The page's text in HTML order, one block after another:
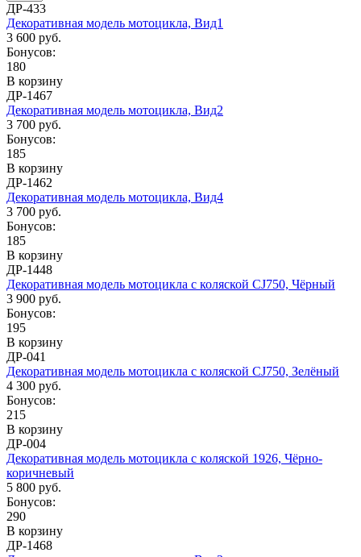
ДР-433
Декоративная модель мотоцикла, Вид1
3 600 руб.
Бонусов:
180
В корзину
ДР-1467
Декоративная модель мотоцикла, Вид2
3 700 руб.
Бонусов:
185
В корзину
ДР-1462
Декоративная модель мотоцикла, Вид4
3 700 руб.
Бонусов:
185
В корзину
ДР-1448
Декоративная модель мотоцикла с коляской CJ750, Чёрный
3 900 руб.
Бонусов:
195
В корзину
ДР-041
Декоративная модель мотоцикла с коляской CJ750, Зелёный
4 300 руб.
Бонусов:
215
В корзину
ДР-004
Декоративная модель мотоцикла с коляской 1926, Чёрно-
коричневый
5 800 руб.
Бонусов:
290
В корзину
ДР-1468